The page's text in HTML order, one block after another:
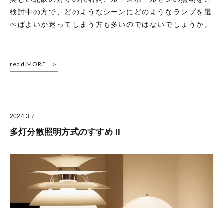
検討中の方で、どのようなシーンにどのようなランプを選
べばよいか迷ってしまう方も多いのではないでしょうか。
...
read MORE
2024.3.7
多灯分散照明方式のすすめ II